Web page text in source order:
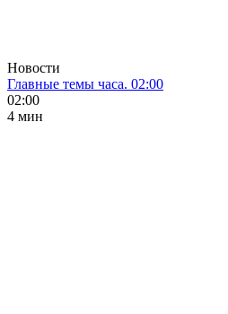
Новости
Главные темы часа. 02:00
02:00
4 мин